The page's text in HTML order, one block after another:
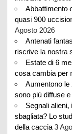
Abbattimento
quasi 900
Agosto 2026
Antenati
riscrive la nostra
Estate di 6
cosa cambia per
Aumentono
sono più diffuse
Segnali
sbagliata? Lo
della caccia 3